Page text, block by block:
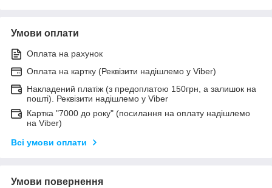
Умови оплати
Оплата на рахунок
Оплата на картку (Реквізити надішлемо у Viber)
Накладений платіж (з предоплатою 150грн, а залишок на
пошті). Реквізити надішлемо у Viber
Картка "7000 до року" (посилання на оплату надішлемо
на Viber)
Всі умови оплати
Умови повернення